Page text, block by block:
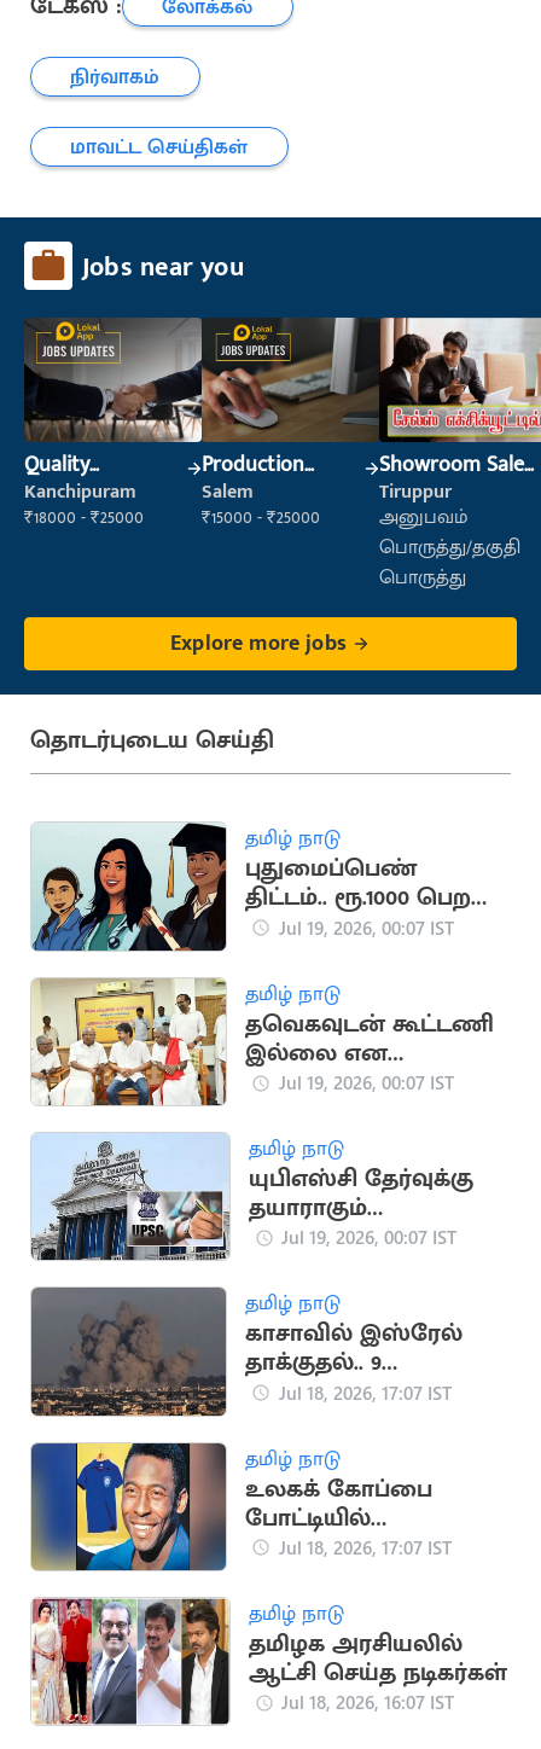
நிர்வாகம்
மாவட்ட செய்திகள்
Jobs near you
Quality
Inspector
Kanchipuram
₹18000 - ₹25000
Production
Supervisor
Salem
₹15000 - ₹25000
Showroom Sales
Executive (Retail
Sales)
Tiruppur
அனுபவம்
பொருத்து/தகுதி
பொருத்து
Explore more jobs
தொடர்புடைய செய்தி
தமிழ் நாடு
புதுமைப்பெண்
திட்டம்.. ரூ.1000 பெற
மாணவிகள்
Jul 19, 2026, 00:07 IST
தமிழ் நாடு
தவெகவுடன் கூட்டணி
இல்லை என
அறிவித்த CPM
Jul 19, 2026, 00:07 IST
தமிழ் நாடு
யுபிஎஸ்சி தேர்வுக்கு
தயாராகும்
மாணவர்களுக்கு
Jul 19, 2026, 00:07 IST
தமிழ் நாடு
காசாவில் இஸ்ரேல்
தாக்குதல்.. 9
பாலஸ்தீனர்கள்
Jul 18, 2026, 17:07 IST
தமிழ் நாடு
உலகக் கோப்பை
போட்டியில்
பயன்படுத்திய பீலே
ஏலம்
Jul 18, 2026, 17:07 IST
தமிழ் நாடு
தமிழக அரசியலில்
ஆட்சி செய்த நடிகர்கள்
Jul 18, 2026, 16:07 IST